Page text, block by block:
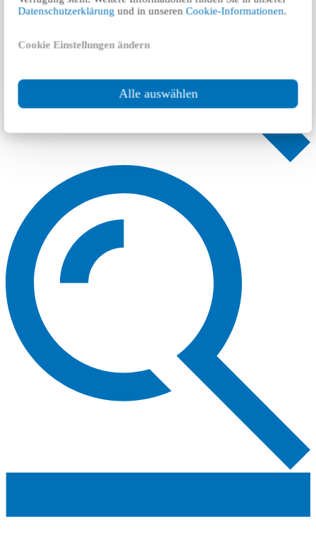
Datenschutzerklärung und in unserenCookie-Informationen.
Cookie Einstellungen ändern
Alle auswählen